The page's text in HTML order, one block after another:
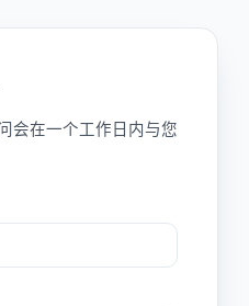
会在一个工作日内与您